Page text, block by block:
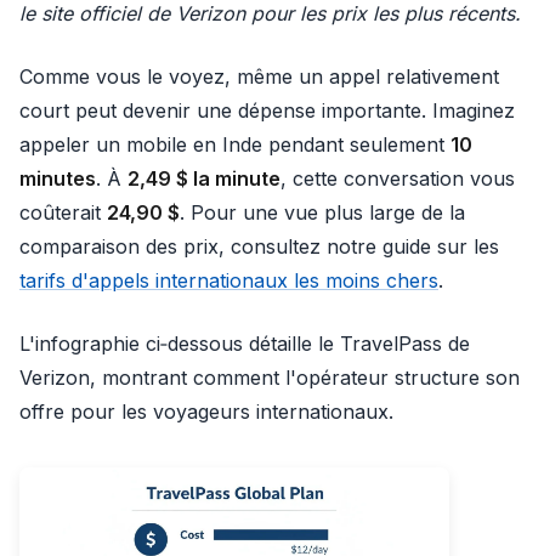
le site officiel de Verizon pour les prix les plus récents.
Comme vous le voyez, même un appel relativement
court peut devenir une dépense importante. Imaginez
appeler un mobile en Inde pendant seulement 10
minutes. À 2,49 $ la minute, cette conversation vous
coûterait 24,90 $. Pour une vue plus large de la
comparaison des prix, consultez notre guide sur les
tarifs d'appels internationaux les moins chers.
L'infographie ci‑dessous détaille le TravelPass de
Verizon, montrant comment l'opérateur structure son
offre pour les voyageurs internationaux.